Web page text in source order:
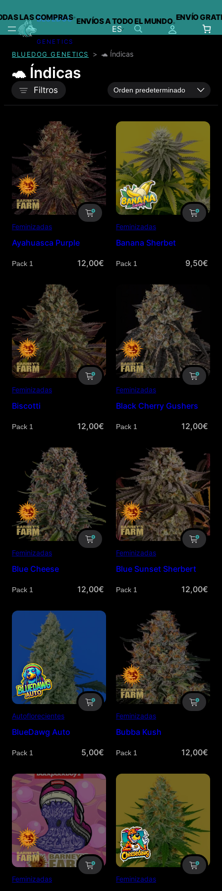
contenido
LAS COMPRAS·ENVÍOS A TODO EL MUNDO·ENVÍO
BLUEDOG
GENETICS
ES
BLUEDOG GENETICS > 🐢 Índicas
🐢 Índicas
Filtros
Feminizadas
Ayahuasca Purple
Cantidad 12,00€
Feminizadas
Banana Sherbet
Cantidad 9,50€
Feminizadas
Biscotti
Cantidad 12,00€
Feminizadas
Black Cherry Gushers
Cantidad 12,00€
Feminizadas
Blue Cheese
Cantidad 12,00€
Feminizadas
Blue Sunset Sherbert
Cantidad 12,00€
Autoflorecientes
BlueDawg Auto
Cantidad 5,00€
Feminizadas
Bubba Kush
Cantidad 12,00€
Feminizadas Feminizadas